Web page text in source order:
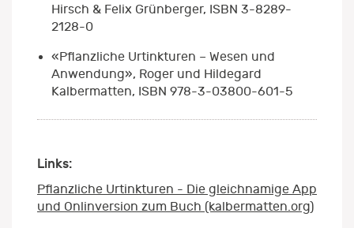
Hirsch & Felix Grünberger, ISBN 3-8289-
2128-0
«Pflanzliche Urtinkturen – Wesen und
Anwendung», Roger und Hildegard
Kalbermatten, ISBN 978-3-03800-601-5
Links:
Pflanzliche Urtinkturen - Die gleichnamige App
und Onlinversion zum Buch (kalbermatten.org)